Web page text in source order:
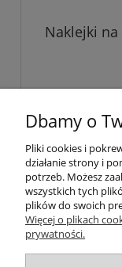
Naklejki
Dbamy o
Pliki cookies i
działanie strony i
potrzeb. Możesz
wszystkich tych
plików do swoich
Więcej o plikach
prywatności.